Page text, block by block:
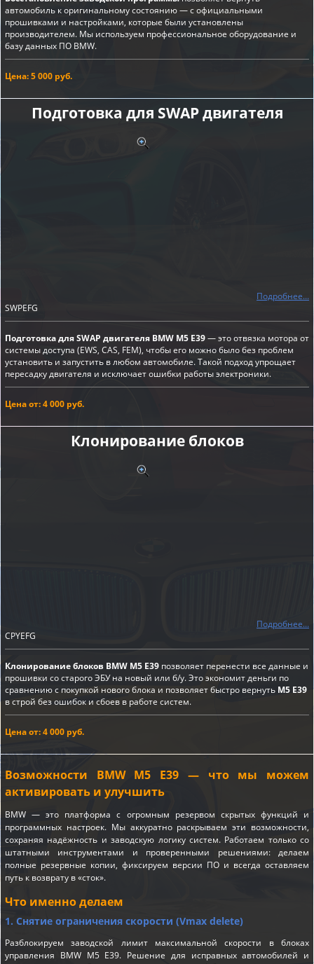
автомобиль к оригинальному состоянию — с официальными
прошивками и настройками, которые были установлены
производителем. Мы используем профессиональное оборудование и
базу данных ПО BMW.
Цена: 5 000 руб.
Подготовка для SWAP двигателя
Подробнее...
SWPEFG
Подготовка для SWAP двигателя BMW M5 E39— это отвязка мотора от
системы доступа (EWS, CAS, FEM), чтобы его можно было без проблем
установить и запустить в любом автомобиле. Такой подход упрощает
пересадку двигателя и исключает ошибки работы электроники.
Цена от: 4 000 руб.
Клонирование блоков
Подробнее...
CPYEFG
Клонирование блоков BMW M5 E39 позволяет перенести все данные и
прошивки со старого ЭБУ на новый или б/у. Это экономит деньги по
сравнению с покупкой нового блока и позволяет быстро вернуть M5 E39
в строй без ошибок и сбоев в работе систем.
Цена от: 4 000 руб.
Возможности BMW M5 E39 — что мы можем
активировать и улучшить
BMW — это платформа с огромным резервом скрытых функций и
программных настроек. Мы аккуратно раскрываем эти возможности,
сохраняя надёжность и заводскую логику систем. Работаем только со
штатными инструментами и проверенными решениями: делаем
полные резервные копии, фиксируем версии ПО и всегда оставляем
путь к возврату в «сток».
Что именно делаем
1. Снятие ограничения скорости (Vmax delete)
Разблокируем заводской лимит максимальной скорости в блоках
управления BMW M5 E39. Решение для исправных автомобилей и